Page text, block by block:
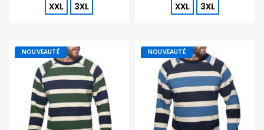
XXL
3XL
XXL
3XL
NOUVEAUTÉ NOUVEAUTÉ